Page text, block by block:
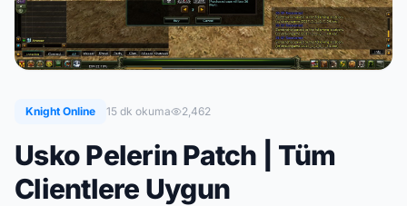
Knight Online 15 dk okuma 2,462
Usko Pelerin Patch | Tüm
Clientlere Uygun